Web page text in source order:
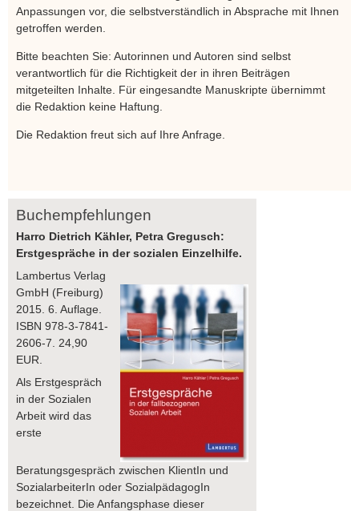
Anpassungen vor, die selbstverständlich in Absprache mit Ihnen
getroffen werden.
Bitte beachten Sie: Autorinnen und Autoren sind selbst
verantwortlich für die Richtigkeit der in ihren Beiträgen
mitgeteilten Inhalte. Für eingesandte Manuskripte übernimmt
die Redaktion keine Haftung.
Die Redaktion freut sich auf Ihre Anfrage.
Buchempfehlungen
Harro Dietrich Kähler, Petra Gregusch:
Erstgespräche in der sozialen Einzelhilfe.
Lambertus Verlag
GmbH (Freiburg)
2015. 6. Auflage.
ISBN 978-3-7841-
2606-7. 24,90
EUR.
Als Erstgespräch
in der Sozialen
Arbeit wird das
erste
Beratungsgespräch zwischen KlientIn und
SozialarbeiterIn oder SozialpädagogIn
bezeichnet. Die Anfangsphase dieser